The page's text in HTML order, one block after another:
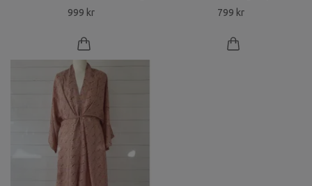
999 kr
799 kr